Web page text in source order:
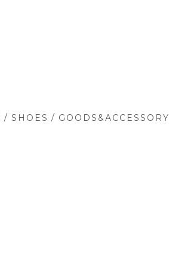
/ SHOES / GOODS&ACCESSORY